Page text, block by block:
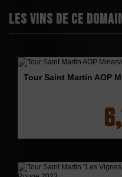
Les vins de ce
Tour Saint Martin AOP